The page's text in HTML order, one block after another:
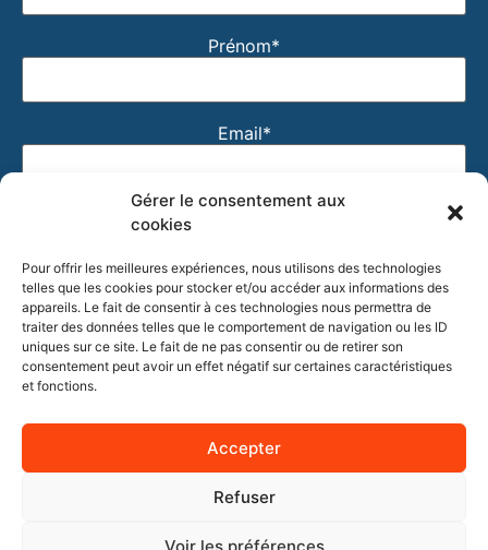
Gérer le consentement aux
cookies
Pour offrir les meilleures expériences, nous utilisons des technologies
telles que les cookies pour stocker et/ou accéder aux informations des
appareils. Le fait de consentir à ces technologies nous permettra de
traiter des données telles que le comportement de navigation ou les ID
uniques sur ce site. Le fait de ne pas consentir ou de retirer son
consentement peut avoir un effet négatif sur certaines caractéristiques
et fonctions.
Accepter
Refuser
Voir les préférences
Prénom*
Email*
J'accepte que mon email soit utilisé pour recevoir
l'Association. Vous pourrez vous désinscrire en
cliquant sur le lien de désabonnement présent dans
nos newsletters.